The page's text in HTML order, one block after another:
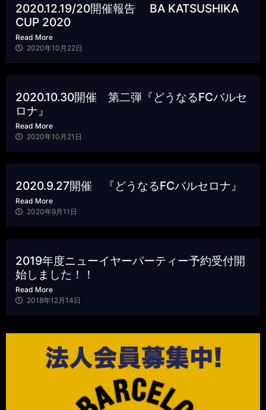
2020.12.19/20開催報告 BA KATSUSHIKA
CUP 2020
Read More
2020年10月22日
2020.10.30開催 第二弾『どうなるFCバルセ
ロナ』
Read More
2020年10月21日
2020.9.27開催 『どうなるFCバルセロナ』
Read More
2020年9月11日
2019年度ニューイヤーパーティー予約受付開
始しました！！
Read More
2018年12月14日